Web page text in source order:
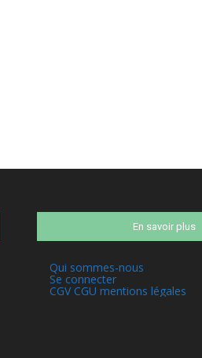
En savoir plus
Qui sommes-nous
Se connecter
CGV CGU mentions légales